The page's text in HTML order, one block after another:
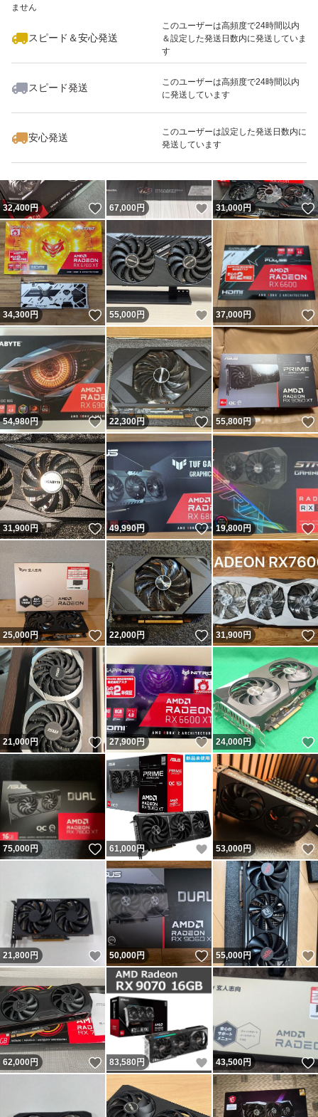
ません
スピード＆安心発送
このユーザーは高頻度で24時間以内
＆設定した発送日数内に発送していま
す
スピード発送
このユーザーは高頻度で24時間以内
に発送しています
安心発送
このユーザーは設定した発送日数内に
発送しています
いいね！
37,600
32,400円 いいね！
67,000円 いいね！
31,000円
34,300円 いいね！
55,000円 いいね！
37,000円
54,980円 いいね！
22,300円 いいね！
55,800円
31,900円 いいね！
49,990円 いいね！
19,800円
25,000円 いいね！
22,000円 いいね！
31,900円
21,000円 いいね！
27,900円 いいね！
24,000円
75,000円 いいね！
61,000 円 いいね！
53,000円
21,800円 いいね！
50,000円 いいね！
55,000円
62,000円 いいね！
83,580 円 いいね！
43,500円